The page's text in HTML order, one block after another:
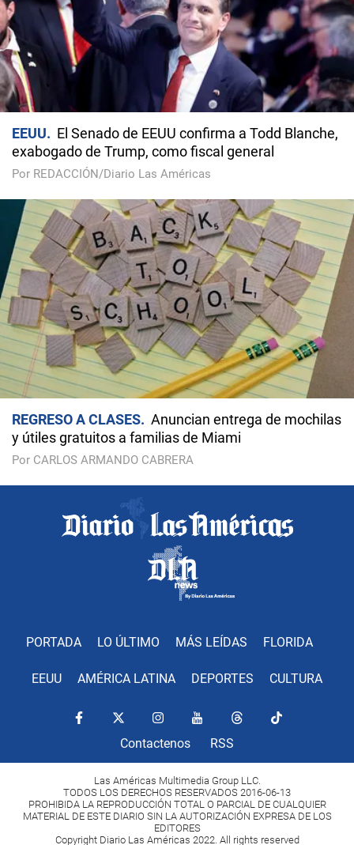
EEUU
El Senado de EEUU confirma a Todd Blanche,
exabogado de Trump, como fiscal general
Por REDACCIÓN/Diario Las Américas
REGRESO A CLASES
Anuncian entrega de mochilas
y útiles gratuitos a familias de Miami
Por CARLOS ARMANDO CABRERA
PORTADA LO ÚLTIMO MÁS LEÍDAS FLORIDA
EEUU AMÉRICA LATINA DEPORTES CULTURA
Contactenos RSS
Las Américas Multimedia Group LLC.
TODOS LOS DERECHOS RESERVADOS 2016-06-13
PROHIBIDA LA REPRODUCCIÓN TOTAL O PARCIAL DE CUALQUIER
MATERIAL DE ESTE DIARIO SIN LA AUTORIZACIÓN EXPRESA DE LOS
EDITORES
Copyright Diario Las Américas 2022. All rights reserved